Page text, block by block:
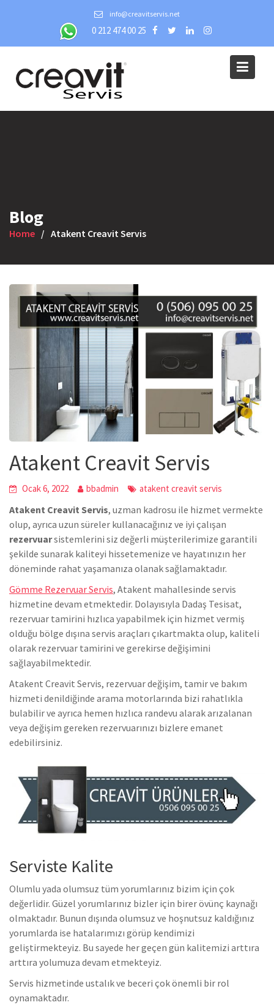
info@creavitservis.net
0 212 474 00 25
Blog
Home Atakent Creavit Servis
Atakent Creavit Servis
Ocak 6, 2022 bbadmin atakent creavit servis
Atakent Creavit Servis, uzman kadrosu ile hizmet vermekte
olup, ayrıca uzun süreler kullanacağınız ve iyi çalışan
rezervuarsistemlerini siz değerli müşterilerimize garantili
şekilde sunarak kaliteyi hissetemenize ve hayatınızın her
döneminde rahat yaşamanıza olanak sağlamaktadır.
Gömme Rezervuar Servis, Atakent mahallesinde servis
hizmetine devam etmektedir. Dolayısıyla Dadaş Tesisat,
rezervuar tamirini hızlıca yapabilmek için hizmet vermiş
olduğu bölge dışına servis araçları çıkartmakta olup, kaliteli
olarak rezervuar tamirini ve gerekirse değişimini
sağlayabilmektedir.
Atakent Creavit Servis, rezervuar değişim, tamir ve bakım
hizmeti denildiğinde arama motorlarında bizi rahatlıkla
bulabilir ve ayrıca hemen hızlıca randevu alarak arızalanan
veya değişim gereken rezervuarınızı bizlere emanet
edebilirsiniz.
Serviste Kalite
Olumlu yada olumsuz tüm yorumlarınız bizim için çok
değerlidir. Güzel yorumlarınız bizler için birer övünç kaynağı
olmaktadır. Bunun dışında olumsuz ve hoşnutsuz kaldığınız
yorumlarda ise hatalarımızı görüp kendimizi
geliştirmekteyiz. Bu sayede her geçen gün kalitemizi arttıra
arttıra yolumuza devam etmekteyiz.
Servis hizmetinde ustalık ve beceri çok önemli bir rol
oynamaktadır.